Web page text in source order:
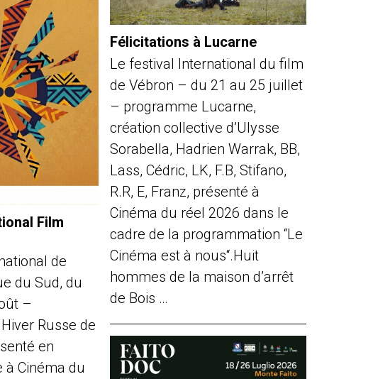
Film
de
du Sud, du
–
Russe de
en
à Cinéma du
Félicitations à Lucarne
Le festival International du film
de Vébron – du 21 au 25 juillet
– programme Lucarne,
création collective d’Ulysse
Sorabella, Hadrien Warrak, BB,
Lass, Cédric, LK, F.B, Stifano,
R.R, E, Franz, présenté à
Cinéma du réel 2026 dans le
cadre de la programmation “Le
Cinéma est à nous“.Huit
hommes de la maison d’arrêt
de Bois …